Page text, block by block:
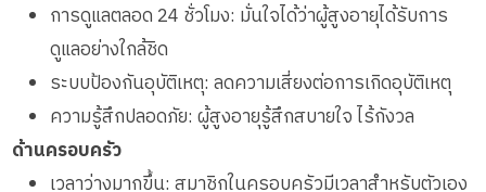
การดูแลตลอด 24 ชั่วโมง: มั่นใจได้ว่าผู้สูงอายุได้รับการ
ดูแลอย่างใกล้ชิด
ระบบป้องกันอุบัติเหตุ: ลดความเสี่ยงต่อการเกิดอุบัติเหตุ
ความรู้สึกปลอดภัย: ผู้สูงอายุรู้สึกสบายใจ ไร้กังวล
ด้านครอบครัว
เวลาว่างมากขึ้น: สมาชิกในครอบครัวมีเวลาสำหรับตัวเอง